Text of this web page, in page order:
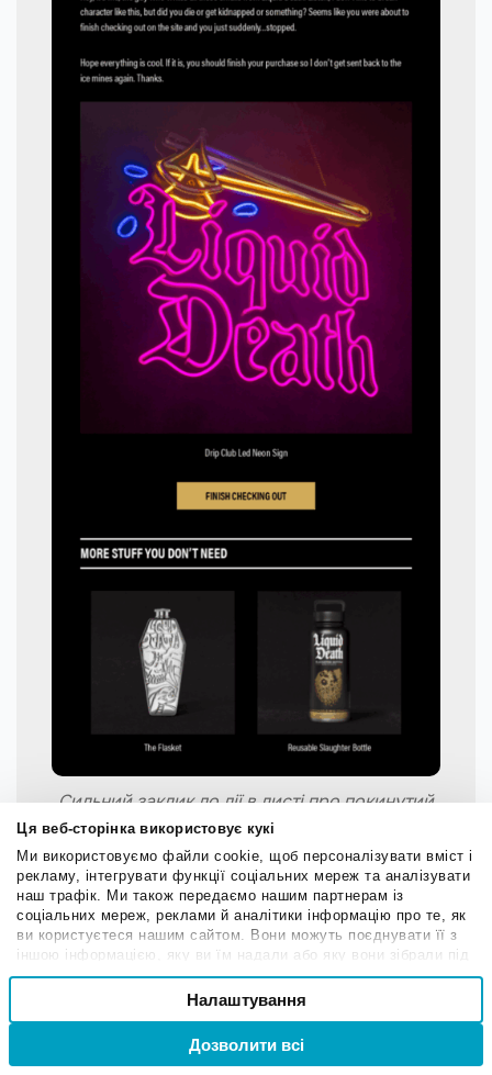
Ця веб-сторінка використовує кукі
Ми використовуємо файли cookie, щоб персоналізувати вміст і
рекламу, інтегрувати функції соціальних мереж та аналізувати
наш трафік. Ми також передаємо нашим партнерам із
соціальних мереж, реклами й аналітики інформацію про те, як
ви користуєтеся нашим сайтом. Вони можуть поєднувати її з
іншою інформацією, яку ви їм надали або яку вони зібрали під
час вашого користування їхніми службами.
Вибір
Привілейовані
Налаштування
Дозволити всі
Сильний заклик до дії в листі про покинутий
кошик; джерело:Really Good Emails
Візуальне нагадування про товар
зображення товарів, щоб відновити зв’язок клієнтів із
річчю, яку вони вибрали. Візуальні тригери
повертають емоційний інтерес і допомагають